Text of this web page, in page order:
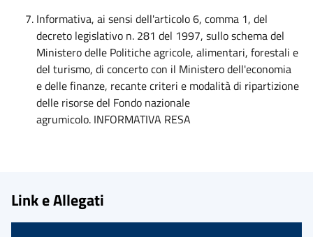
Informativa, ai sensi dell'articolo 6, comma 1, del
decreto legislativo n. 281 del 1997, sullo schema del
Ministero delle Politiche agricole, alimentari, forestali e
del turismo, di concerto con il Ministero dell'economia
e delle finanze, recante criteri e modalità di ripartizione
delle risorse del Fondo nazionale
agrumicolo. INFORMATIVA RESA
Link e Allegati